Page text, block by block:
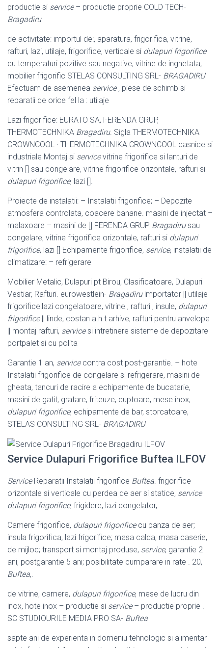
productie si service– productie proprie COLD TECH-
Bragadiru
de activitate: importul de:, aparatura, frigorifica, vitrine,
rafturi, lazi, utilaje, frigorifice, verticale si dulapuri frigorifice
cu temperaturi pozitive sau negative, vitrine de inghetata,
mobilier frigorific STELAS CONSULTING SRL- BRAGADIRU
Efectuam de asemenea service, piese de schimb si
reparatii de orice fel la : utilaje
Lazi frigorifice: EURATO SA, FERENDA GRUP,
THERMOTECHNIKA Bragadiru. Sigla THERMOTECHNIKA
CROWNCOOL · THERMOTECHNIKA CROWNCOOL casnice si
industriale Montaj si servicevitrine frigorifice si lanturi de
vitrin [] sau congelare, vitrine frigorifice orizontale, rafturi si
dulapuri frigorifice, lazi [].
Proiecte de instalatii: – Instalatii frigorifice; – Depozite
atmosfera controlata, coacere banane. masini de injectat –
malaxoare – masini de [] FERENDA GRUP Bragadirusau
congelare, vitrine frigorifice orizontale, rafturi si dulapuri
frigorifice, lazi [] Echipamente frigorifice, service, instalatii de
climatizare: – refrigerare
Mobilier Metalic, Dulapuri pt Birou, Clasificatoare, Dulapuri
Vestiar, Rafturi. eurowestlein- Bragadiruimportator || utilaje
frigorifice:lazi congelatoare, vitrine , rafturi , insule, dulapuri
frigorifice|| linde, costan a.h.t arhive, rafturi pentru anvelope
|| montaj rafturi, servicesi intretinere sisteme de depozitare
portpalet si cu polita
Garantie 1 an, servicecontra cost post-garantie. – hote
Instalatii frigorifice de congelare si refrigerare, masini de
gheata, tancuri de racire a echipamente de bucatarie,
masini de gatit, gratare, friteuze, cuptoare, mese inox,
dulapuri frigorifice, echipamente de bar, storcatoare,
STELAS CONSULTING SRL- BRAGADIRU
Service Dulapuri Frigorifice Buftea ILFOV
ServiceReparatii Instalatii frigorifice Buftea. frigorifice
orizontale si verticale cu perdea de aer si statice, service
dulapuri frigorifice, frigidere, lazi congelator,
Camere frigorifice, dulapuri frigorificecu panza de aer;
insula frigorifica, lazi frigorifice; masa calda, masa caserie,
de mijloc; transport si montaj produse, service, garantie 2
ani, postgarantie 5 ani; posibilitate cumparare in rate . 20,
Buftea,.
de vitrine, camere, dulapuri frigorifice, mese de lucru din
inox, hote inox – productie si service– productie proprie .
SC STUDIOURILE MEDIA PRO SA- Buftea
sapte ani de experienta in domeniu tehnologic si alimentar